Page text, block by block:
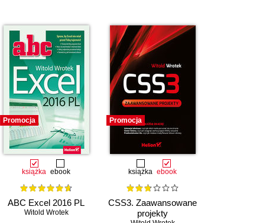
Promocja
książka ebook
ABC Excel 2016 PL
Witold Wrotek
Promocja
książka ebook
CSS3. Zaawansowane
projekty